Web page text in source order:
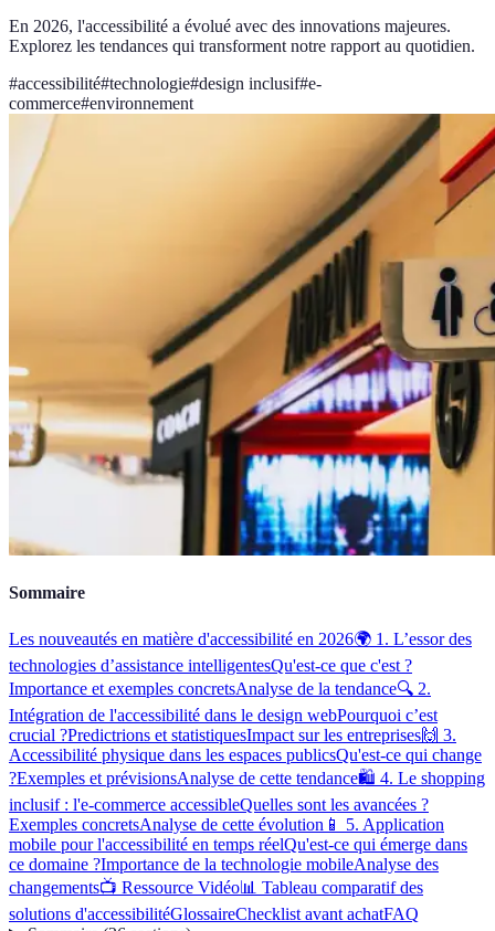
En 2026, l'accessibilité a évolué avec des innovations majeures.
Explorez les tendances qui transforment notre rapport au quotidien.
#accessibilité#technologie#design inclusif#e-
commerce#environnement
Sommaire
Les nouveautés en matière d'accessibilité en 2026🌍 1. L’essor des
technologies d’assistance intelligentesQu'est-ce que c'est ?
Importance et exemples concretsAnalyse de la tendance🔍 2.
Intégration de l'accessibilité dans le design webPourquoi c’est
crucial ?Predictrions et statistiquesImpact sur les entreprises🙌 3.
Accessibilité physique dans les espaces publicsQu'est-ce qui change
?Exemples et prévisionsAnalyse de cette tendance🛍️ 4. Le shopping
inclusif : l'e-commerce accessibleQuelles sont les avancées ?
Exemples concretsAnalyse de cette évolution 📱 5. Application
mobile pour l'accessibilité en temps réelQu'est-ce qui émerge dans
ce domaine ?Importance de la technologie mobileAnalyse des
changements📺 Ressource Vidéo📊 Tableau comparatif des
solutions d'accessibilitéGlossaireChecklist avant achatFAQ